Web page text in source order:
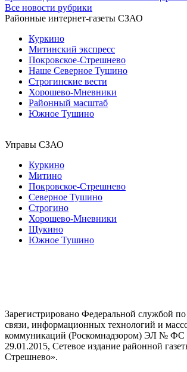
Все новости рубрики
Районные интернет-газеты СЗАО
Куркино
Митинский экспресс
Покровское-Стрешнево
Наше Северное Тушино
Строгинские вести
Хорошево-Мневники
Районный масштаб
Южное Тушино
Управы СЗАО
Куркино
Митино
Покровское-Стрешнево
Северное Тушино
Строгино
Хорошево-Мневники
Щукино
Южное Тушино
Зарегистрировано Федеральной службой
связи, информационных технологий и
коммуникаций (Роскомнадзором) ЭЛ № ФС
29.01.2015, Сетевое издание районной
Стрешнево».